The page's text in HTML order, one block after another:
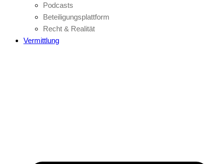
Podcasts
Beteiligungsplattform
Recht & Realität
Vermittlung